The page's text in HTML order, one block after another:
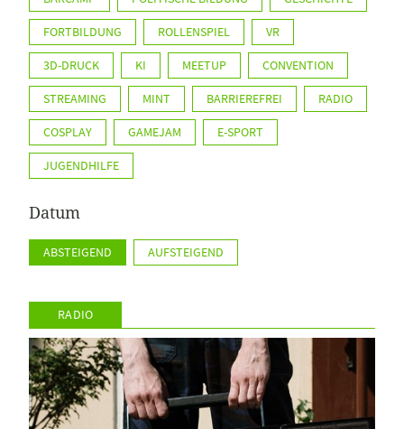
FORTBILDUNG ROLLENSPIEL VR
3D-DRUCK KI MEETUP CONVENTION
STREAMING MINT BARRIEREFREI RADIO
COSPLAY GAMEJAM E-SPORT
JUGENDHILFE
Datum
ABSTEIGEND AUFSTEIGEND
RADIO